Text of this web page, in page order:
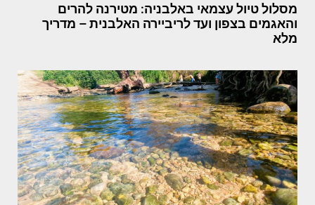
מסלול טיול עצמאי באלבניה: מטירנה להרים
והאגמים בצפון ועד לריביירה האלבנית – מדריך
מלא